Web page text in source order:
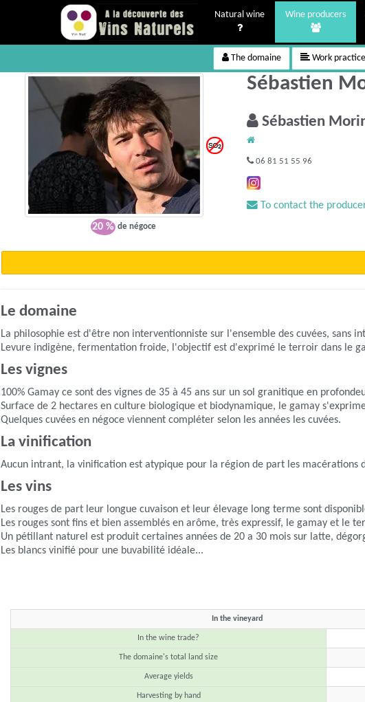
Natural wine Wine producers
The domaine Work
20 % de négoce
Sébastien
Sébastien
06 81 51 55 96
To contact the
Le domaine
La philosophie est d'être non interventionniste sur l'ensemble des cuvées, sans
Levure indigène, fermentation froide, l'objectif est d'exprimé le terroir dans le
Les vignes
100% Gamay ce sont des vignes de 35 à 45 ans sur un sol granitique en
Surface de 2 hectares en culture biologique et biodynamique, le gamay
Quelques cuvées en négoce viennent compléter selon les années les cuvées.
La vinification
Aucun intrant, la vinification est atypique pour la région de part les macérations
Les vins
Les rouges de part leur longue cuvaison et leur élevage long terme sont
Les rouges sont fins et bien assemblés en arôme, très expressif, le gamay et le
Un pétillant naturel est produit certaines années de 20 a 30 mois sur latte,
Les blancs vinifié pour une buvabilité idéale...
In the vineyard
In the wine trade?
The domaine's total land size
Average yields
Harvesting by hand